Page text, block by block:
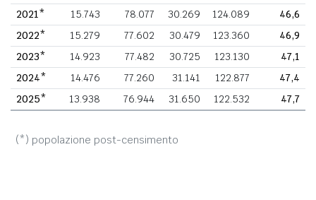
2021*
15.743 78.077 30.269 124.089
46,6
2022*
15.279 77.602 30.479 123.360
46,9
2023*
14.923 77.482 30.725 123.130
47,1
2024*
14.476 77.260 31.141 122.877
47,4
2025*
13.938 76.944 31.650 122.532 47,7
(*) popolazione post-censimento